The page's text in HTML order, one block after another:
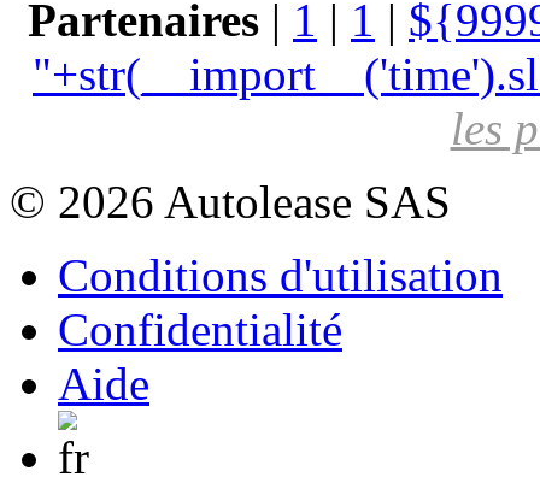
Partenaires | 1 | 1 |
les
© 2026 Autolease SAS
Conditions d'utilisation
Confidentialité
Aide